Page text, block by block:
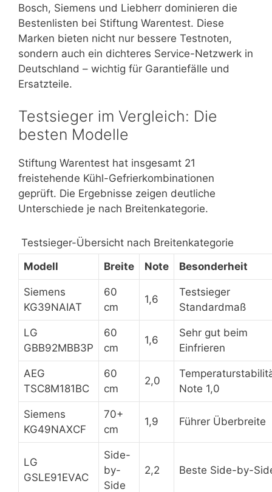
Bosch, Siemens und Liebherr dominieren die
Bestenlisten bei Stiftung Warentest. Diese
Marken bieten nicht nur bessere Testnoten,
sondern auch ein dichteres Service-Netzwerk in
Deutschland – wichtig für Garantiefälle und
Ersatzteile.
Testsieger im Vergleich: Die
besten Modelle
Stiftung Warentest hat insgesamt 21
freistehende Kühl-Gefrierkombinationen
geprüft. Die Ergebnisse zeigen deutliche
Unterschiede je nach Breitenkategorie.
Testsieger-Übersicht nach Breitenkategorie
Modell
Breite Note Besonderheit
Siemens
KG39NAIAT
60
cm
1,6
Testsieger
Standardmaß
LG
GBB92MBB3P
60
cm
1,6
Sehr gut beim
Einfrieren
AEG
TSC8M181BC
60
cm
2,0
Note 1,0
Siemens
KG49NAXCF
70+
cm
1,9 Führer Überbreite
LG
GSLE91EVAC
Side-
by-
Side
2,2 Beste Side-by-